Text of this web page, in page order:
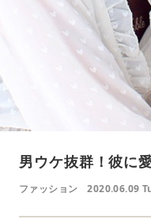
男ウケ抜群！彼に
ファッション 2020.06.09